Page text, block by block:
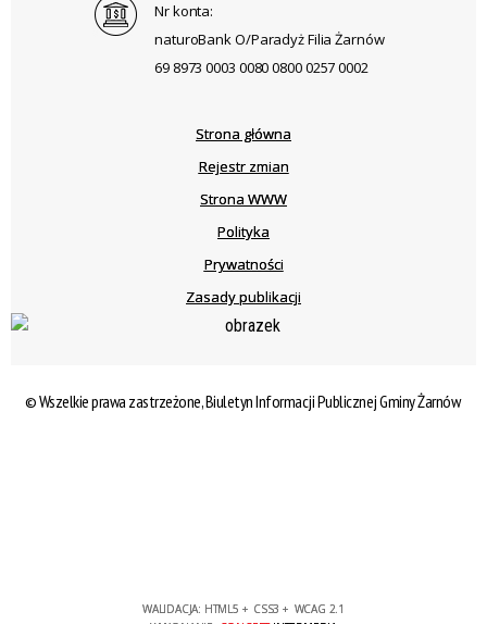
Nr konta:
naturoBank O/Paradyż Filia Żarnów
69 8973 0003 0080 0800 0257 0002
Strona główna
Rejestr zmian
Strona WWW
Polityka
Prywatności
Zasady publikacji
© Wszelkie prawa zastrzeżone, Biuletyn Informacji Publicznej Gminy Żarnów
WALIDACJA: HTML5 + CSS3 + WCAG 2.1